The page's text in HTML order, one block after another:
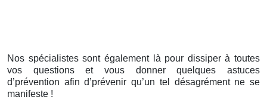
Nos spécialistes sont également là pour dissiper à toutes
vos questions et vous donner quelques astuces
d’prévention afin d’prévenir qu’un tel désagrément ne se
manifeste !